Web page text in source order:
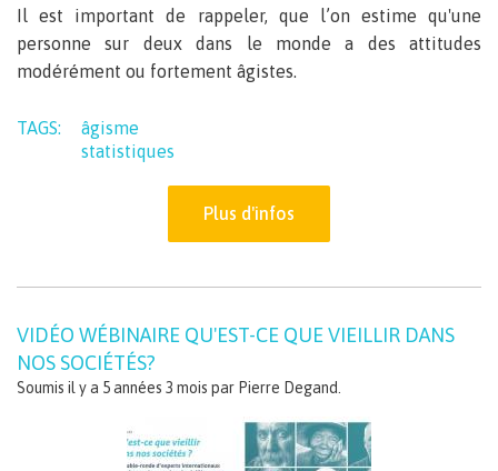
Il est important de rappeler, que l’on estime qu'une
personne sur deux dans le monde a des attitudes
modérément ou fortement âgistes.
TAGS:
âgisme
statistiques
Plus d'infos
VIDÉO WÉBINAIRE QU'EST-CE QUE VIEILLIR DANS
NOS SOCIÉTÉS?
Soumis il y a 5 années 3 mois par Pierre Degand